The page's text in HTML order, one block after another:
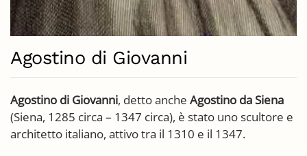
Agostino di Giovanni
Agostino di Giovanni, detto anche Agostino da Siena
(Siena, 1285 circa – 1347 circa), è stato uno scultore e
architetto italiano, attivo tra il 1310 e il 1347.